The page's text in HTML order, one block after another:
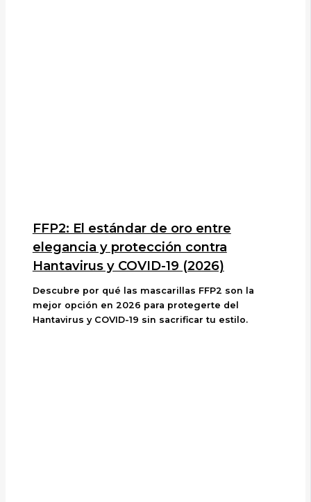
FFP2: El estándar de oro entre
elegancia y protección contra
Hantavirus y COVID-19 (2026)
Descubre por qué las mascarillas FFP2 son la
mejor opción en 2026 para protegerte del
Hantavirus y COVID-19 sin sacrificar tu estilo.